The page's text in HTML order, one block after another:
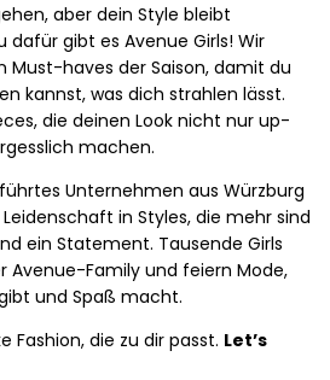
aber dein Style bleibt
dafür gibt es Avenue Girls! Wir
Must-haves der Saison, damit du
kannst, was dich strahlen lässt.
die deinen Look nicht nur up-
machen.
Unternehmen aus Würzburg
in Styles, die mehr sind
ein Statement. Tausende Girls
Avenue-Family und feiern Mode,
und Spaß macht.
die zu dir passt. Let’s